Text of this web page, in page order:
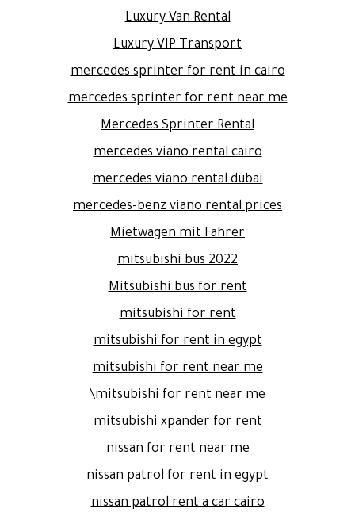
Luxury Van Rental
Luxury VIP Transport
mercedes sprinter for rent in cairo
mercedes sprinter for rent near me
Mercedes Sprinter Rental
mercedes viano rental cairo
mercedes viano rental dubai
mercedes-benz viano rental prices
Mietwagen mit Fahrer
mitsubishi bus 2022
Mitsubishi bus for rent
mitsubishi for rent
mitsubishi for rent in egypt
mitsubishi for rent near me
mitsubishi for rent near me\
mitsubishi xpander for rent
nissan for rent near me
nissan patrol for rent in egypt
nissan patrol rent a car cairo